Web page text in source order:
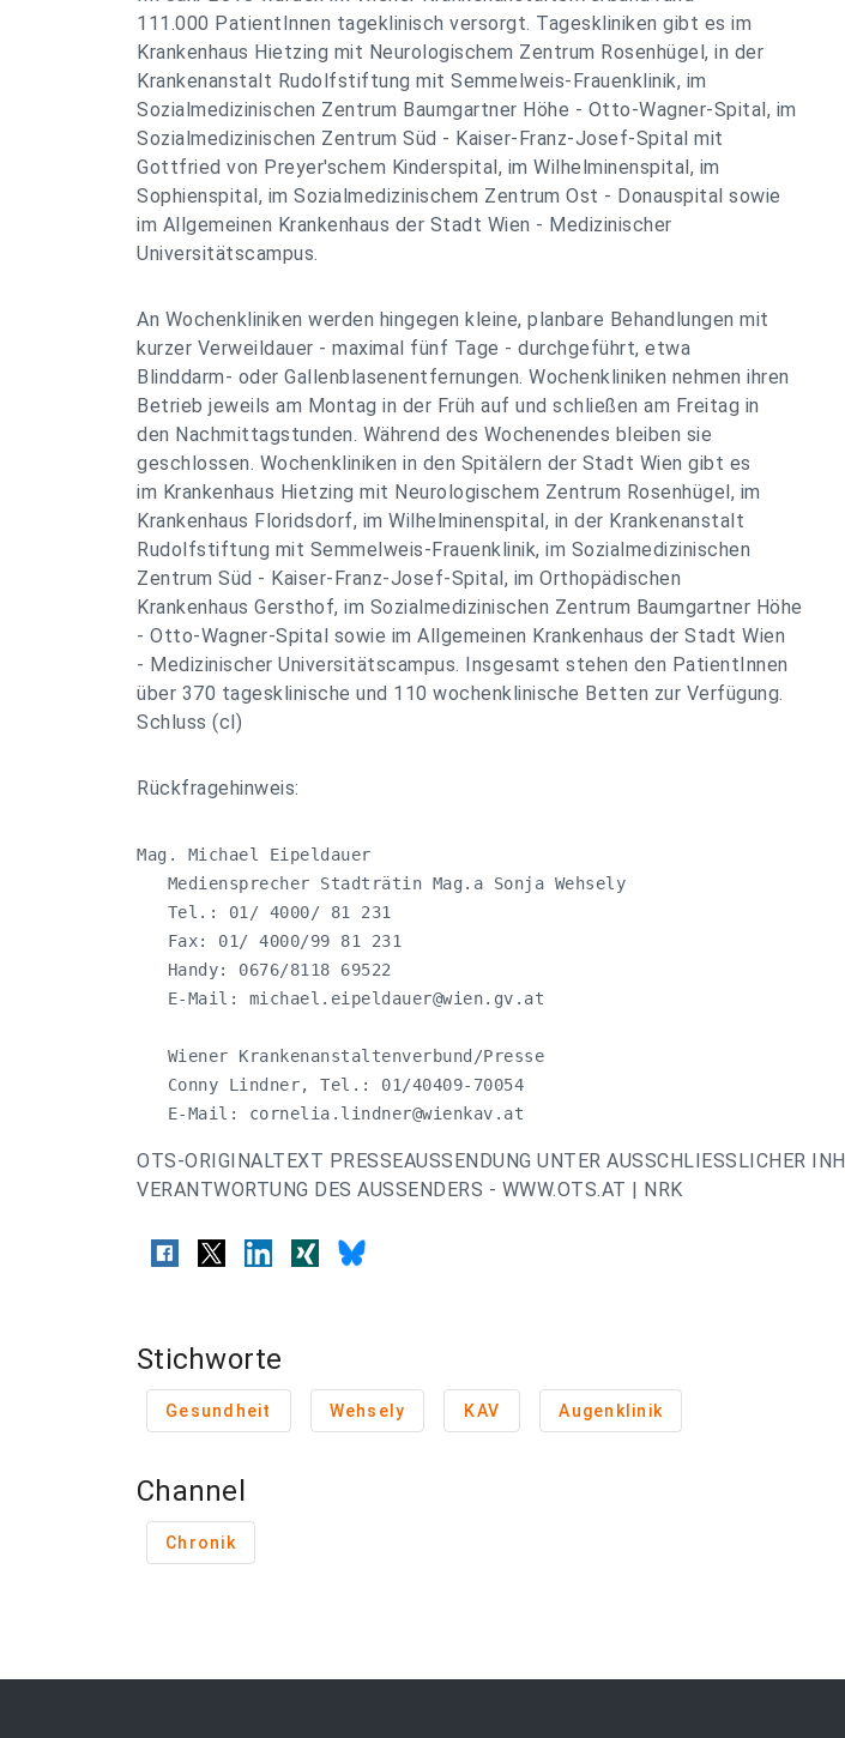
111.000 PatientInnen tageklinisch versorgt. Tageskliniken gibt es im
Krankenhaus Hietzing mit Neurologischem Zentrum Rosenhügel, in der
Krankenanstalt Rudolfstiftung mit Semmelweis-Frauenklinik, im
Sozialmedizinischen Zentrum Baumgartner Höhe - Otto-Wagner-Spital, im
Sozialmedizinischen Zentrum Süd - Kaiser-Franz-Josef-Spital mit
Gottfried von Preyer'schem Kinderspital, im Wilhelminenspital, im
Sophienspital, im Sozialmedizinischem Zentrum Ost - Donauspital sowie
im Allgemeinen Krankenhaus der Stadt Wien - Medizinischer
Universitätscampus.
An Wochenkliniken werden hingegen kleine, planbare Behandlungen mit
kurzer Verweildauer - maximal fünf Tage - durchgeführt, etwa
Blinddarm- oder Gallenblasenentfernungen. Wochenkliniken nehmen ihren
Betrieb jeweils am Montag in der Früh auf und schließen am Freitag in
den Nachmittagstunden. Während des Wochenendes bleiben sie
geschlossen. Wochenkliniken in den Spitälern der Stadt Wien gibt es
im Krankenhaus Hietzing mit Neurologischem Zentrum Rosenhügel, im
Krankenhaus Floridsdorf, im Wilhelminenspital, in der Krankenanstalt
Rudolfstiftung mit Semmelweis-Frauenklinik, im Sozialmedizinischen
Zentrum Süd - Kaiser-Franz-Josef-Spital, im Orthopädischen
Krankenhaus Gersthof, im Sozialmedizinischen Zentrum Baumgartner Höhe
- Otto-Wagner-Spital sowie im Allgemeinen Krankenhaus der Stadt Wien
- Medizinischer Universitätscampus. Insgesamt stehen den PatientInnen
über 370 tagesklinische und 110 wochenklinische Betten zur Verfügung.
Schluss (cl)
Rückfragehinweis:
Mag. Michael Eipeldauer
   Mediensprecher Stadträtin Mag.a Sonja Wehsely
   Tel.: 01/ 4000/ 81 231
   Fax: 01/ 4000/99 81 231
   Handy: 0676/8118 69522
   E-Mail:
michael.eipeldauer@wien.gv.at
   Wiener Krankenanstaltenverbund/Presse
   Conny Lindner, Tel.: 01/40409-70054
   E-Mail:
cornelia.lindner@wienkav.at
OTS-ORIGINALTEXT PRESSEAUSSENDUNG UNTER AUSSCHLIESSLICHER
VERANTWORTUNG DES AUSSENDERS - WWW.OTS.AT | NRK
Stichworte
Gesundheit Wehsely KAV Augenklinik
Channel
Chronik